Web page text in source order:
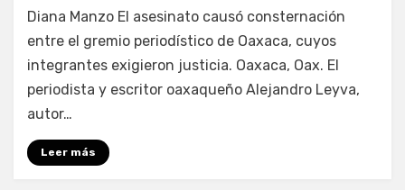
Fernando Miranda Servín
Diana Manzo El asesinato causó consternación
entre el gremio periodístico de Oaxaca, cuyos
integrantes exigieron justicia. Oaxaca, Oax. El
periodista y escritor oaxaqueño Alejandro Leyva,
autor…
Leer más